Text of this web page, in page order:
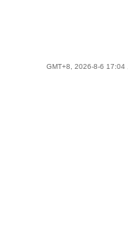
GMT+8, 2026-8-6 17:04